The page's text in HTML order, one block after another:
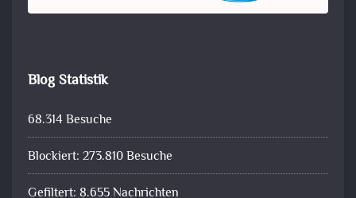
Blog Statistik
68.314 Besuche
Blockiert: 273.810 Besuche
Gefiltert: 8.655 Nachrichten